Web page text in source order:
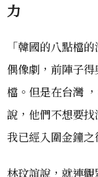
力
「韓國的八點檔
偶像劇，前陣子
檔。但是在台灣
說，他們不想要
我已經入圍金鐘之
林玟誼說，就連